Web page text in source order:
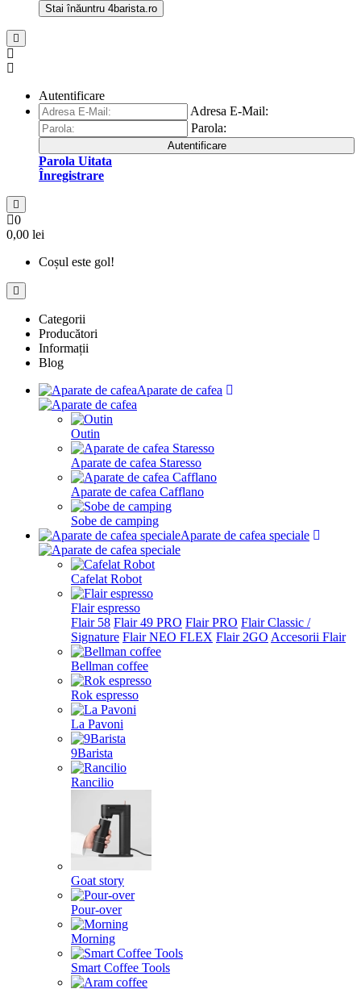
Stai înăuntru 4barista.ro
Autentificare
Adresa E-Mail:
Parola:
Autentificare
Parola Uitata
Înregistrare
0
0,00 lei
Coșul este gol!
Categorii
Producători
Informații
Blog
Aparate de cafea
Outin
Aparate de cafea Staresso
Aparate de cafea Cafflano
Sobe de camping
Aparate de cafea speciale
Cafelat Robot
Flair espresso
Flair 58 Flair 49 PRO Flair PRO Flair Classic /
Signature Flair NEO FLEX Flair 2GO Accesorii Flair
Bellman coffee
Rok espresso
La Pavoni
9Barista
Rancilio
Goat story
Pour-over
Morning
Smart Coffee Tools